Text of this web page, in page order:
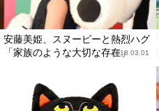
安藤美姫、スヌーピーと熱烈ハグ
「家族のような大切な存在」2018.03.01